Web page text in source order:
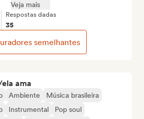
ama
Ambiente
Música brasileira
Instrumental
Pop soul
Veja mais
Respostas dadas
35
semelhantes